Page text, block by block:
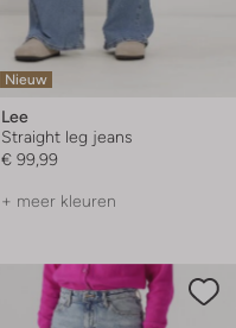
Nieuw
Lee
Straight leg jeans
€ 99,99
+ meer kleuren